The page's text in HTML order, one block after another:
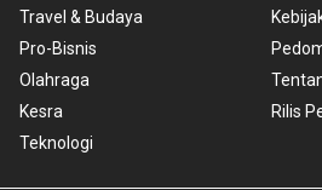
Travel & Budaya
Pro-Bisnis
Olahraga
Kesra
Teknologi
Rilis